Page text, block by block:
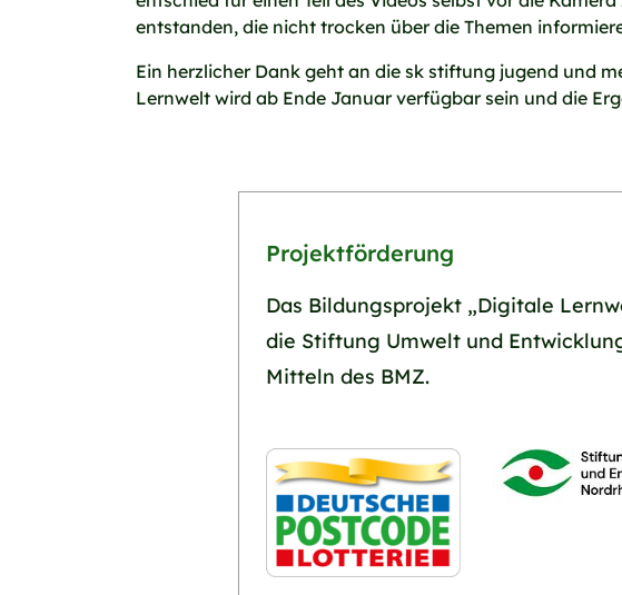
entstanden, die nicht trocken über die Themen
Ein herzlicher Dank geht an die sk stiftung jugend und
Lernwelt wird ab Ende Januar verfügbar sein und die
Projektförderung
Das Bildungsprojekt „Digitale
die Stiftung Umwelt und
Mitteln des BMZ.